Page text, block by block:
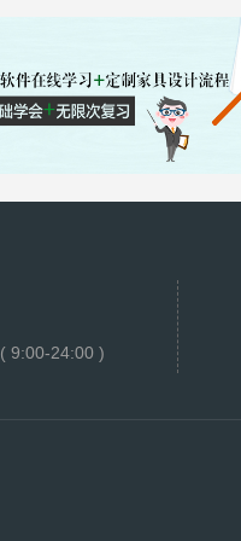
( 9:00-24:00 )